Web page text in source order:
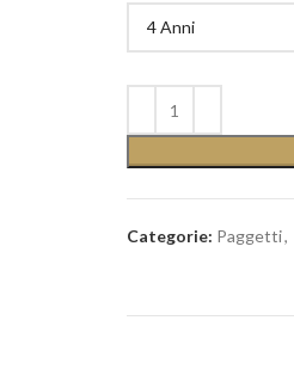
Categorie: Paggetti,